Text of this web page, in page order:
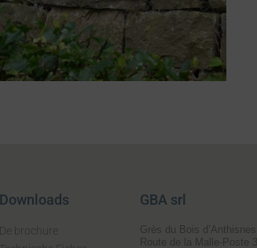
Downloads
De brochure
GBA srl
Grès du Bois d’Anthisnes
Route de la Malle-Poste 3